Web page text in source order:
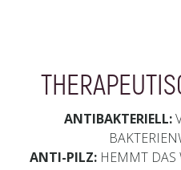
ANTIBAKTERIELL:
ANTI-PILZ:HEMMT DAS